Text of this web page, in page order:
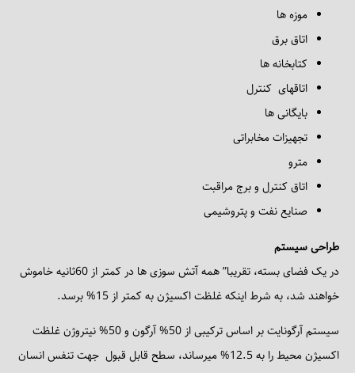
موزه ها
اتاق برق
کتابخانه ها
اتاقهای کنترل
بایگانی ها
تجهیزات مخابراتی
مترو
اتاق کنترل و برج مراقبت
صنایع نفت و پتروشیمی
طراحی سیستم
در یک فضای بسته، تقریبا” همه آتش سوزی ها در کمتر از 60ثانیه خاموش
خواهند شد، به شرط اینکه غلظت اکسیژن به کمتر از 15% برسد.
سیستم آرگونایت بر اساس ترکیبی از 50% آرگون و 50% نیتروژن غلظت
اکسیژن محیط را به 12.5% میرساند، سطح قابل قبول جهت تنفس انسان